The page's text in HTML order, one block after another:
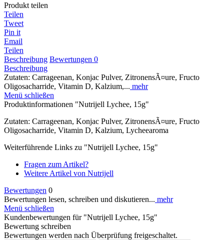
Produkt teilen
Teilen
Tweet
Pin it
Email
Teilen
Beschreibung Bewertungen 0
Beschreibung
Zutaten: Carrageenan, Konjac Pulver, ZitronensÃ¤ure, Fructo
Oligosacharride, Vitamin D, Kalzium,... mehr
Menü schließen
Produktinformationen "Nutrijell Lychee, 15g"
Zutaten: Carrageenan, Konjac Pulver, ZitronensÃ¤ure, Fructo
Oligosacharride, Vitamin D, Kalzium, Lycheearoma
Weiterführende Links zu "Nutrijell Lychee, 15g"
Fragen zum Artikel?
Weitere Artikel von Nutrijell
Bewertungen 0
Bewertungen lesen, schreiben und diskutieren... mehr
Menü schließen
Kundenbewertungen für "Nutrijell Lychee, 15g"
Bewertung schreiben
Bewertungen werden nach Überprüfung freigeschaltet.